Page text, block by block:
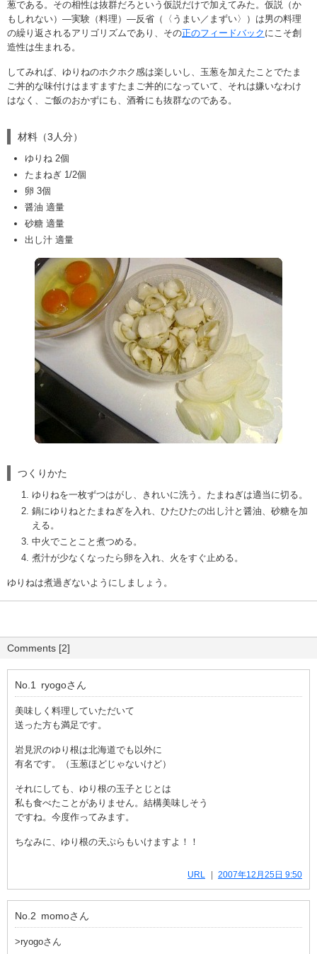
葱である。その相性は抜群だろという仮説だけで加えてみた。仮説（か
もしれない）―実験（料理）―反省（〈うまい／まずい〉）は男の料理
の繰り返されるアリゴリズムであり、その正のフィードバック にこそ創
造性は生まれる。
してみれば、ゆりねのホクホク感は楽しいし、玉葱を加えたことでたま
ご丼的な味付けはますますたまご丼的になっていて、それは嫌いなわけ
はなく、ご飯のおかずにも、酒肴にも抜群なのである。
材料（3人分）
ゆりね 2個
たまねぎ 1/2個
卵 3個
醤油 適量
砂糖 適量
出し汁 適量
つくりかた
ゆりねを一枚ずつはがし、きれいに洗う。たまねぎは適当に切る。
鍋にゆりねとたまねぎを入れ、ひたひたの出し汁と醤油、砂糖を加
える。
中火でことこと煮つめる。
煮汁が少なくなったら卵を入れ、火をすぐ止める。
ゆりねは煮過ぎないようにしましょう。
Comments [2]
No.1 ryogoさん
美味しく料理していただいて
送った方も満足です。
岩見沢のゆり根は北海道でも以外に
有名です。（玉葱ほどじゃないけど）
それにしても、ゆり根の玉子とじとは
私も食べたことがありません。結構美味しそう
ですね。今度作ってみます。
ちなみに、ゆり根の天ぷらもいけますよ！！
URL 2007年12月25日 9:50
No.2 momoさん
>ryogoさん